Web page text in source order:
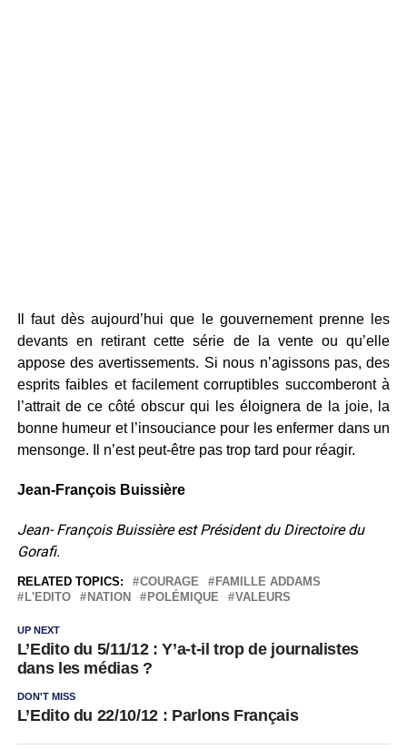
Il faut dès aujourd’hui que le gouvernement prenne les
devants en retirant cette série de la vente ou qu’elle
appose des avertissements. Si nous n’agissons pas, des
esprits faibles et facilement corruptibles succomberont à
l’attrait de ce côté obscur qui les éloignera de la joie, la
bonne humeur et l’insouciance pour les enfermer dans un
mensonge. Il n’est peut-être pas trop tard pour réagir.
Jean-François Buissière
Jean- François Buissière est Président du Directoire du
Gorafi.
RELATED TOPICS: COURAGE
FAMILLE ADDAMS
L'EDITO
NATION POLÉMIQUE VALEURS
UP NEXT
L’Edito du 5/11/12 : Y’a-t-il trop de journalistes
dans les médias ?
DON'T MISS
L’Edito du 22/10/12 : Parlons Français